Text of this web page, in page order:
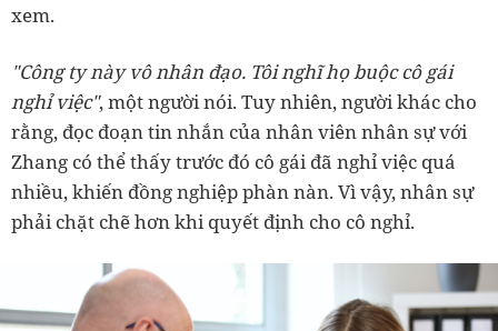
xem.
"Công ty này vô nhân đạo. Tôi nghĩ họ buộc cô gái
nghỉ việc", một người nói. Tuy nhiên, người khác cho
rằng, đọc đoạn tin nhắn của nhân viên nhân sự với
Zhang có thể thấy trước đó cô gái đã nghỉ việc quá
nhiều, khiến đồng nghiệp phàn nàn. Vì vậy, nhân sự
phải chặt chẽ hơn khi quyết định cho cô nghỉ.